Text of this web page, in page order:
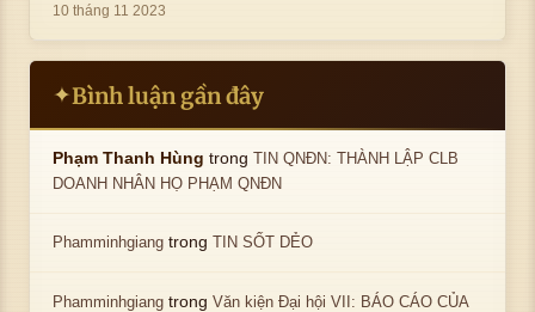
10 tháng 11 2023
✦Bình luận gần đây
Phạm Thanh Hùng trongTIN QNĐN: THÀNH LẬP CLB
DOANH NHÂN HỌ PHẠM QNĐN
Phamminhgiang trongTIN SỐT DẺO
Phamminhgiang trongVăn kiện Đại hội VII: BÁO CÁO CỦA